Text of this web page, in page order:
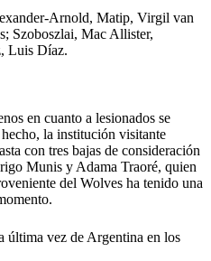
Arnold, Matip, Virgil van
Szoboszlai, Mac Allister,
Luis Díaz.
en cuanto a lesionados se
la institución visitante
con tres bajas de consideración
Munis y Adama Traoré, quien
del Wolves ha tenido una
última vez de Argentina en los